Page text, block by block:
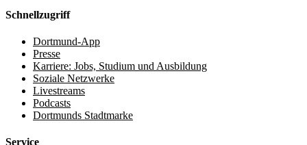
Schnellzugriff
Dortmund-App
Presse
Karriere: Jobs, Studium und Ausbildung
Soziale Netzwerke
Livestreams
Podcasts
Dortmunds Stadtmarke
Service